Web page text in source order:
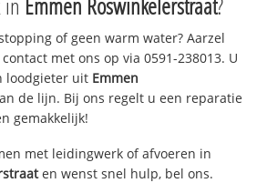
of geen warm water? Aarzel
met ons op via 0591-238013. U
loodgieter uit Emmen
de lijn. Bij ons regelt u een reparatie
gemakkelijk!
met leidingwerk of afvoeren in
en wenst snel hulp, bel ons.